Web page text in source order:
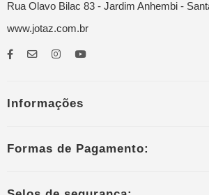
Rua Olavo Bilac 83 - Jardim Anhembi -
www.jotaz.com.br
Informações
Formas de Pagamento: